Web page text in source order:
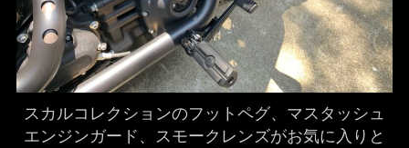
スカルコレクションのフットペグ、マスタッシュ
エンジンガード、スモークレンズがお気に入りと